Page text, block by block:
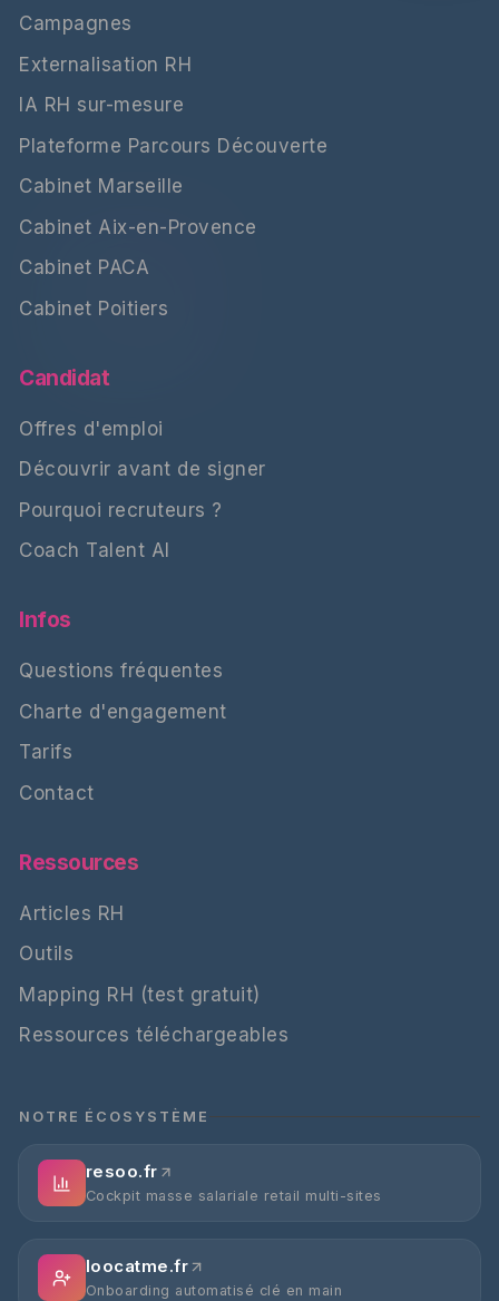
Campagnes
Externalisation RH
IA RH sur-mesure
Plateforme Parcours Découverte
Cabinet Marseille
Cabinet Aix-en-Provence
Cabinet PACA
Cabinet Poitiers
Candidat
Offres d'emploi
Découvrir avant de signer
Pourquoi recruteurs ?
Coach Talent AI
Infos
Questions fréquentes
Charte d'engagement
Tarifs
Contact
Ressources
Articles RH
Outils
Mapping RH (test gratuit)
Ressources téléchargeables
NOTRE ÉCOSYSTÈME
resoo.fr
Cockpit masse salariale retail multi-sites
loocatme.fr
Onboarding automatisé clé en main